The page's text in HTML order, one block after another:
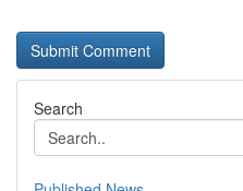
Search